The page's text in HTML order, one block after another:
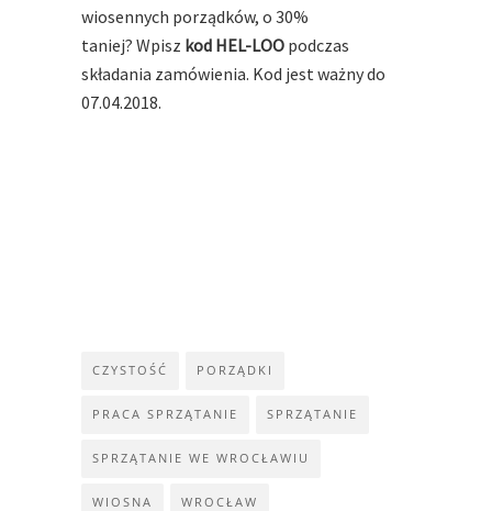
wiosennych porządków, o 30%
taniej? Wpisz kod HEL-LOO podczas
składania zamówienia. Kod jest ważny do
07.04.2018.
CZYSTOŚĆ PORZĄDKI
PRACA SPRZĄTANIE SPRZĄTANIE
SPRZĄTANIE WE WROCŁAWIU
WIOSNA WROCŁAW